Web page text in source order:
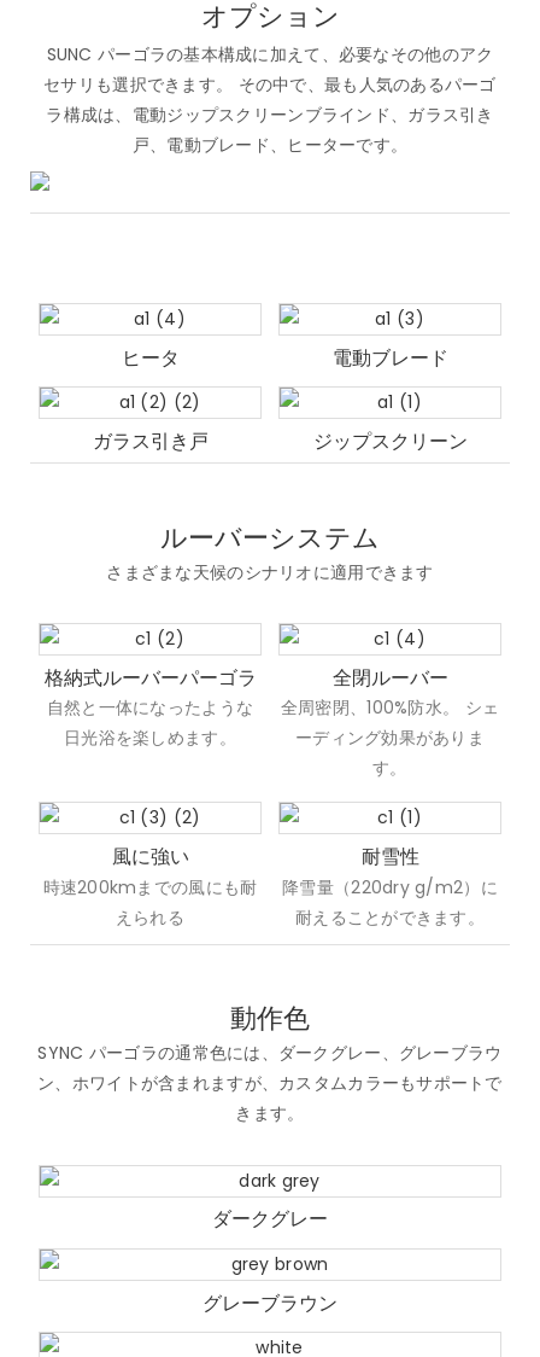
オプション
SUNC パーゴラの基本構成に加えて、必要なその他のアク
セサリも選択できます。 その中で、最も人気のあるパーゴ
ラ構成は、電動ジップスクリーンブラインド、ガラス引き
戸、電動ブレード、ヒーターです。
ヒータ 電動ブレード
ガラス引き戸 ジップスクリーン
ルーバーシステム
さまざまな天候のシナリオに適用できます
格納式ルーバーパーゴラ
自然と一体になったような
日光浴を楽しめます。
全閉ルーバー
全周密閉、100%防水。 シェ
ーディング効果がありま
す。
風に強い
時速200kmまでの風にも耐
えられる
耐雪性
降雪量（220dry g/m2）に
耐えることができます。
動作色
SYNC パーゴラの通常色には、ダークグレー、グレーブラウ
ン、ホワイトが含まれますが、カスタムカラーもサポートで
きます。
ダークグレー
グレーブラウン